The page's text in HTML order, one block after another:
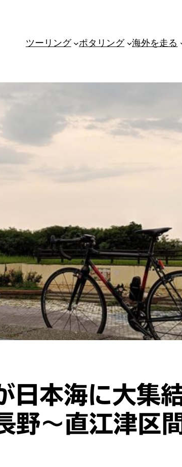
ツーリング ポタリング 海外を走る
日本海に大集
〜直江津区間